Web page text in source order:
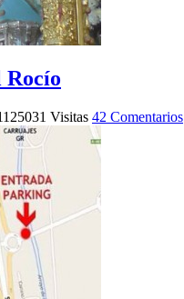
Rocío
Visitas 42 Comentarios